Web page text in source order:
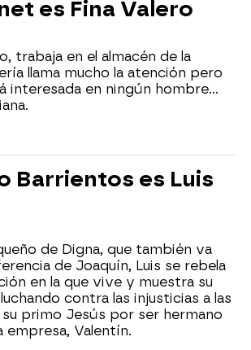
es Fina Valero
trabaja en el almacén de la
llama mucho la atención pero
interesada en ningún hombre...
Barrientos es Luis
de Digna, que también va
de Joaquín, Luis se rebela
en la que vive y muestra su
contra las injusticias a las
primo Jesús por ser hermano
empresa, Valentín.